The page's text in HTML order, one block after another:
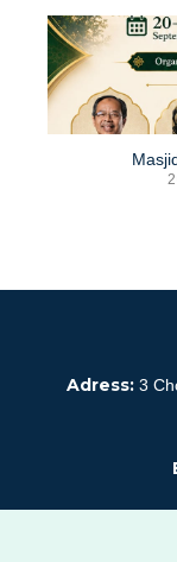
Adress: 3